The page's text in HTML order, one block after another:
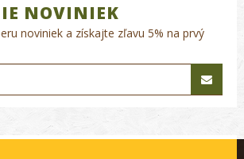
NOVINIEK
noviniek a získajte zľavu 5% na prvý